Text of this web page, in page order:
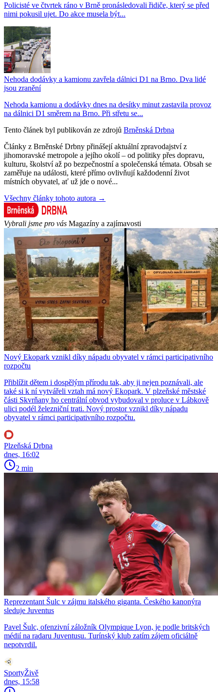
Policisté ve čtvrtek ráno v Brně pronásledovali řidiče, který se před
nimi pokusil ujet. Do akce musela být...
Nehoda dodávky a kamionu zavřela dálnici D1 na Brno. Dva lidé
jsou zranění
Nehoda kamionu a dodávky dnes na desítky minut zastavila provoz
na dálnici D1 směrem na Brno. Při střetu se...
Tento článek byl publikován ze zdrojů Brněnská Drbna
Články z Brněnské Drbny přinášejí aktuální zpravodajství z
jihomoravské metropole a jejího okolí – od politiky přes dopravu,
kulturu, školství až po bezpečnostní a společenská témata. Obsah se
zaměřuje na události, které přímo ovlivňují každodenní život
místních obyvatel, ať už jde o nové...
Všechny články tohoto autora →
Vybrali jsme pro vás Magazíny a zajímavosti
Nový Ekopark vznikl díky nápadu obyvatel v rámci participativního
rozpočtu
Přiblížit dětem i dospělým přírodu tak, aby ji nejen poznávali, ale
také si k ní vytvářeli vztah má nový Ekopark. V plzeňské městské
části Skvrňany ho centrální obvod vybudoval v proluce v Lábkově
ulici podél železniční trati. Nový prostor vznikl díky nápadu
obyvatel v rámci participativního rozpočtu.
Plzeňská Drbna
dnes, 16:02
2 min
Reprezentant Šulc v zájmu italského giganta. Českého kanonýra
sleduje Juventus
Pavel Šulc, ofenzivní záložník Olympique Lyon, je podle britských
médií na radaru Juventusu. Turínský klub zatím zájem oficiálně
nepotvrdil.
SportyŽivě
dnes, 15:58